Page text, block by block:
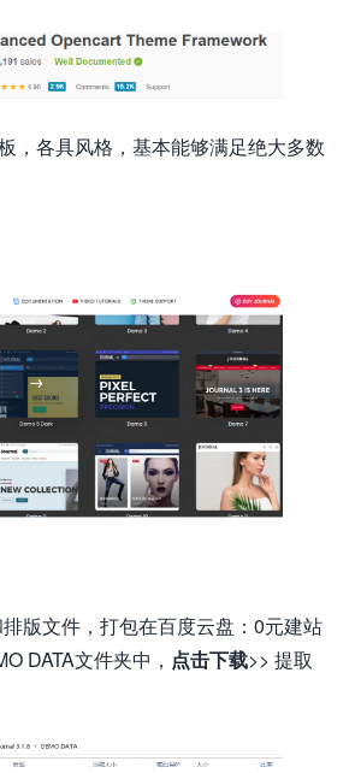
，各具风格，基本能够满足绝大多数
版文件，打包在百度云盘：0元建站
DATA文件夹中， 点击下载>> 提取